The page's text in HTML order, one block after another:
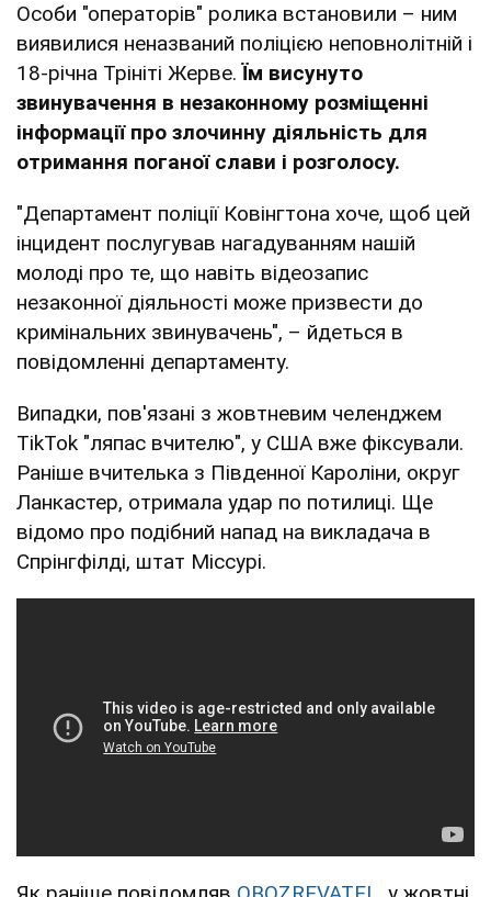
Особи "операторів" ролика встановили – ним
виявилися неназваний поліцією неповнолітній і
18-річна Трініті Жерве.Їм висунуто
звинувачення в незаконному розміщенні
інформації про злочинну діяльність для
отримання поганої слави і розголосу.
"Департамент поліції Ковінгтона хоче, щоб цей
інцидент послугував нагадуванням нашій
молоді про те, що навіть відеозапис
незаконної діяльності може призвести до
кримінальних звинувачень", – йдеться в
повідомленні департаменту.
Випадки, пов'язані з жовтневим челенджем
TikTok "ляпас вчителю", у США вже фіксували.
Раніше вчителька з Південної Кароліни, округ
Ланкастер, отримала удар по потилиці. Ще
відомо про подібний напад на викладача в
Спрінгфілді, штат Міссурі.